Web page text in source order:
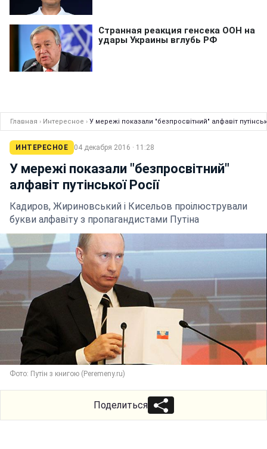
Главная › Интересное › У мережі показали "безпросвітний" алфавіт
ИНТЕРЕСНОЕ 04 декабря 2016 · 11:28
У мережі показали "безпросвітний"
алфавіт путінської Росії
Кадиров, Жириновський і Кисельов проілюстрували
букви алфавіту з пропагандистами Путіна
Фото: Путін з книгою (Peremeny.ru)
Поделиться